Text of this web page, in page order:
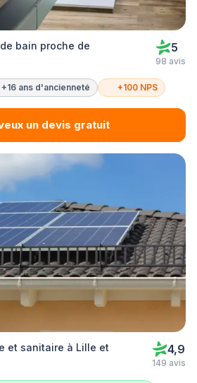
bain proche de
5
98 avis
+16 ans d'ancienneté +100 NPS
un devis gratuit
et sanitaire à Lille et
4,9
149 avis